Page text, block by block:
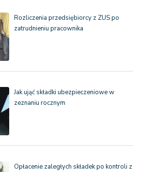
Rozliczenia przedsiębiorcy z ZUS po
zatrudnieniu pracownika
Jak ująć składki ubezpieczeniowe w
zeznaniu rocznym
Opłacenie zaległych składek po kontroli z